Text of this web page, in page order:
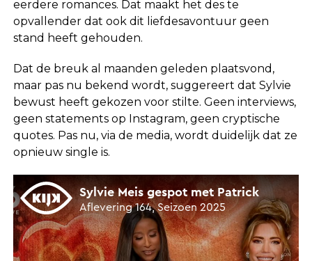
eerdere romances. Dat maakt het des te
opvallender dat ook dit liefdesavontuur geen
stand heeft gehouden.
Dat de breuk al maanden geleden plaatsvond,
maar pas nu bekend wordt, suggereert dat Sylvie
bewust heeft gekozen voor stilte. Geen interviews,
geen statements op Instagram, geen cryptische
quotes. Pas nu, via de media, wordt duidelijk dat ze
opnieuw single is.